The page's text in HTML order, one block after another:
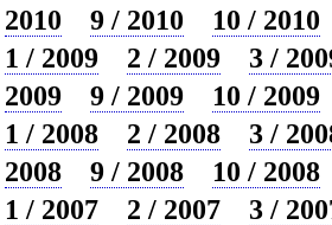
2010
9 / 2010
10 / 2010
1 / 2009
2 / 2009
3 /
2009
9 / 2009
10 / 2009
1 / 2008
2 / 2008
3 /
2008
9 / 2008
10 / 2008
1 / 2007
2 / 2007
3 /